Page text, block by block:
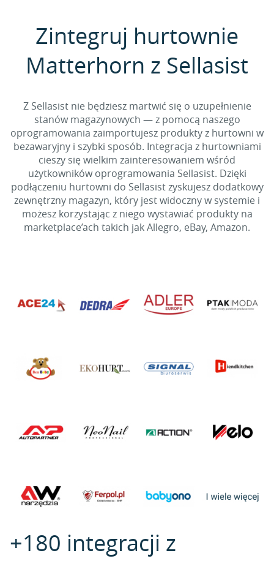
Zintegruj hurtownie
Matterhorn z Sellasist
Z Sellasist nie będziesz martwić się o uzupełnienie
stanów magazynowych — z pomocą naszego
oprogramowania zaimportujesz produkty z hurtowni w
bezawaryjny i szybki sposób. Integracja z hurtowniami
cieszy się wielkim zainteresowaniem wśród
użytkowników oprogramowania Sellasist. Dzięki
podłączeniu hurtowni do Sellasist zyskujesz dodatkowy
zewnętrzny magazyn, który jest widoczny w systemie i
możesz korzystając z niego wystawiać produkty na
marketplace’ach takich jak Allegro, eBay, Amazon.
+180 integracji z